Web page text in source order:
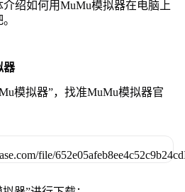
绍如何用MuMu模拟器在电脑上
器
模拟器”，找准MuMu模拟器官